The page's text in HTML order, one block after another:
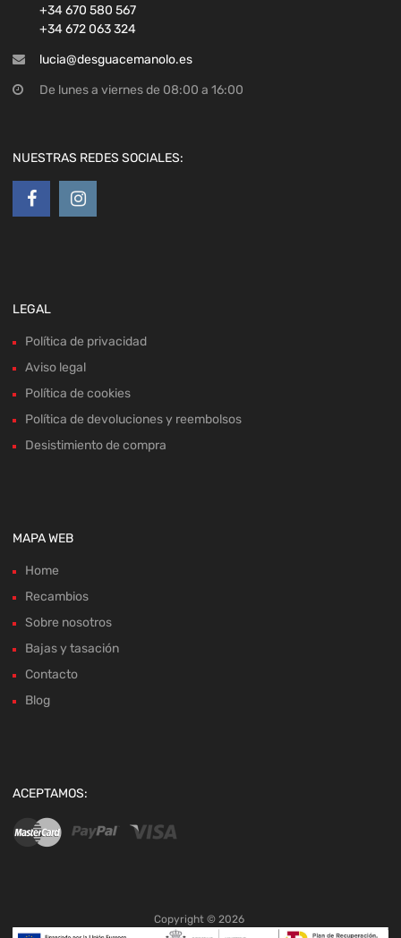
+34 670 580 567
+34 672 063 324
lucia@desguacemanolo.es
De lunes a viernes de 08:00 a 16:00
NUESTRAS REDES SOCIALES:
LEGAL
Política de privacidad
Aviso legal
Política de cookies
Política de devoluciones y reembolsos
Desistimiento de compra
MAPA WEB
Home
Recambios
Sobre nosotros
Bajas y tasación
Contacto
Blog
ACEPTAMOS:
Copyright © 2026